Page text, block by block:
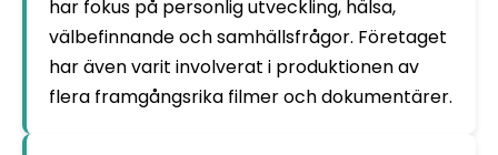
har fokus på personlig utveckling, hälsa,
välbefinnande och samhällsfrågor. Företaget
har även varit involverat i produktionen av
flera framgångsrika filmer och dokumentärer.